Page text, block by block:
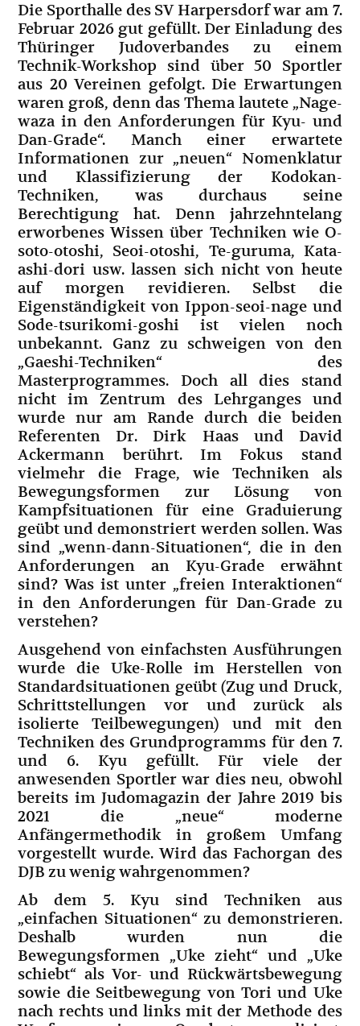
Die Sporthalle des SV Harpersdorf war am 7.
Februar 2026 gut gefüllt. Der Einladung des
Thüringer Judoverbandes zu einem
Technik-Workshop sind über 50 Sportler
aus 20 Vereinen gefolgt. Die Erwartungen
waren groß, denn das Thema lautete „Nage-
waza in den Anforderungen für Kyu- und
Dan-Grade“. Manch einer erwartete
Informationen zur „neuen“ Nomenklatur
und Klassifizierung der Kodokan-
Techniken, was durchaus seine
Berechtigung hat. Denn jahrzehntelang
erworbenes Wissen über Techniken wie O-
soto-otoshi, Seoi-otoshi, Te-guruma, Kata-
ashi-dori usw. lassen sich nicht von heute
auf morgen revidieren. Selbst die
Eigenständigkeit von Ippon-seoi-nage und
Sode-tsurikomi-goshi ist vielen noch
unbekannt. Ganz zu schweigen von den
„Gaeshi-Techniken“ des
Masterprogrammes. Doch all dies stand
nicht im Zentrum des Lehrganges und
wurde nur am Rande durch die beiden
Referenten Dr. Dirk Haas und David
Ackermann berührt. Im Fokus stand
vielmehr die Frage, wie Techniken als
Bewegungsformen zur Lösung von
Kampfsituationen für eine Graduierung
geübt und demonstriert werden sollen. Was
sind „wenn-dann-Situationen“, die in den
Anforderungen an Kyu-Grade erwähnt
sind? Was ist unter „freien Interaktionen“
in den Anforderungen für Dan-Grade zu
verstehen?
Ausgehend von einfachsten Ausführungen
wurde die Uke-Rolle im Herstellen von
Standardsituationen geübt (Zug und Druck,
Schrittstellungen vor und zurück als
isolierte Teilbewegungen) und mit den
Techniken des Grundprogramms für den 7.
und 6. Kyu gefüllt. Für viele der
anwesenden Sportler war dies neu, obwohl
bereits im Judomagazin der Jahre 2019 bis
2021 die „neue“ moderne
Anfängermethodik in großem Umfang
vorgestellt wurde. Wird das Fachorgan des
DJB zu wenig wahrgenommen?
Ab dem 5. Kyu sind Techniken aus
„einfachen Situationen“ zu demonstrieren.
Deshalb wurden nun die
Bewegungsformen „Uke zieht“ und „Uke
schiebt“ als Vor- und Rückwärtsbewegung
sowie die Seitbewegung von Tori und Uke
nach rechts und links mit der Methode des